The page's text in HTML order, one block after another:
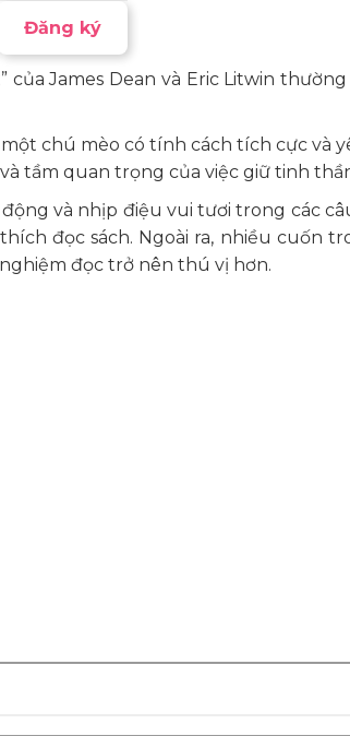
Đăng ký
của James Dean và Eric Litwin
chú mèo có tính cách tích cực và
tầm quan trọng của việc giữ tinh
và nhịp điệu vui tươi trong các
đọc sách. Ngoài ra, nhiều cuốn
đọc trở nên thú vị hơn.